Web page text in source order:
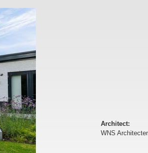
Architect:
WNS